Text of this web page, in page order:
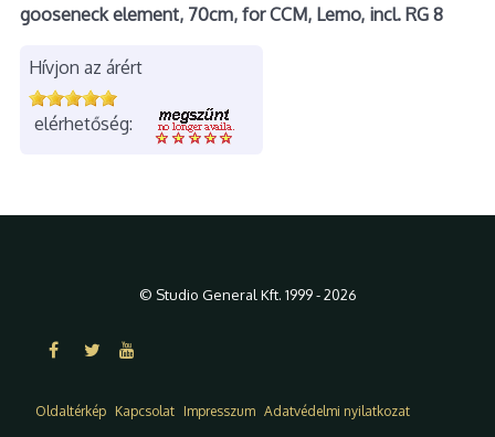
gooseneck element, 70cm, for CCM, Lemo, incl. RG 8
Hívjon az árért
elérhetőség:
© Studio General Kft. 1999 - 2026
Oldaltérkép Kapcsolat Impresszum Adatvédelmi nyilatkozat